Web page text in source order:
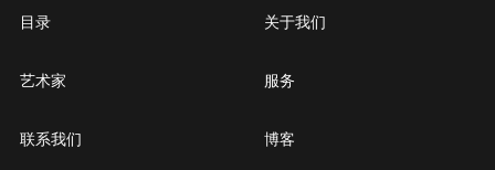
目录
艺术家
联系我们
关于我们
服务
博客